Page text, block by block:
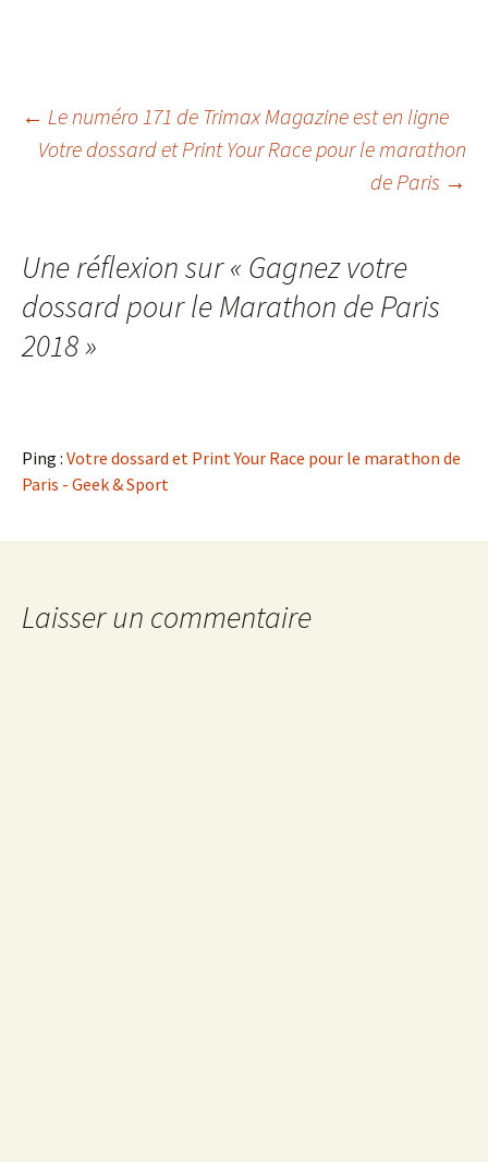
Navigation
articles
← Le numéro 171 de Trimax Magazine est en ligne
Votre dossard et Print Your Race pour le marathon
de Paris →
Une réflexion sur « Gagnez votre
dossard pour le Marathon de Paris
2018»
Ping : Votre dossard et Print Your Race pour le marathon de
Paris - Geek & Sport
Laisser un commentaire